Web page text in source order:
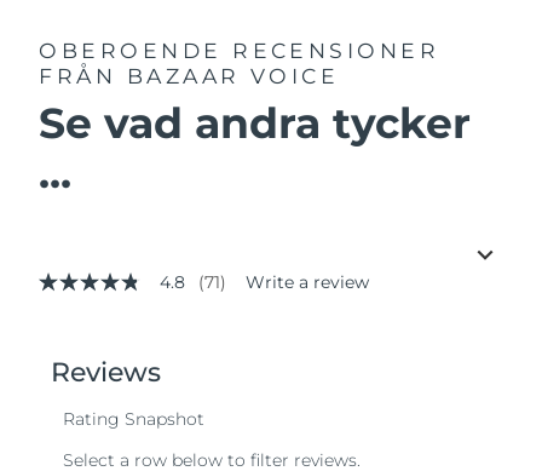
OBEROENDE RECENSIONER
FRÅN BAZAAR VOICE
Se vad andra tycker
...
4.8
stars,
average
value.
4.8 (71) Write a review